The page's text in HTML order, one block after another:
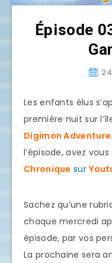
Épisode
Les enfants élus
première nuit sur
Digimon Adventure
l’épisode, avez
Chronique sur
Sachez qu’une
chaque mercredi
épisode, par vos
La prochaine sera